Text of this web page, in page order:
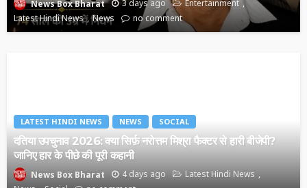
News Box Bharat 3 days ago
Entertainment
Latest Hindi News
News no comment
LATEST HINDI NEWS NEWS SOCIAL
दतिया उपचुनाव 2026: क्या सिर्फ़ नरोत्तम मिश्रा फैक्टर से हारी बीजेपी?
जानिए हार के पीछे की पूरी कहानी
News Box Bharat 4 days ago
Latest Hindi News